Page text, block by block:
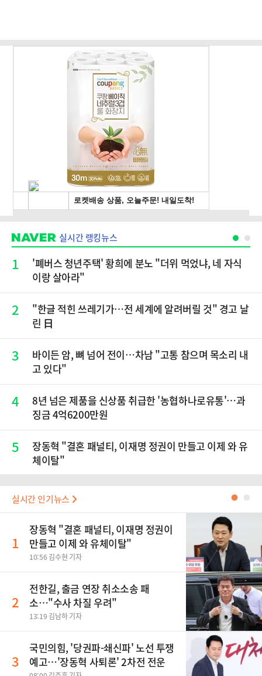
실시간 랭킹뉴스
1
'폐버스 청년주택' 황희에 분노 "더위 먹었냐, 네 자식
이랑 살아라"
2
"한글 적힌 쓰레기가…전 세계에 알려버릴 것" 경고 날
린 日
3
바이든 암, 뼈 넘어 전이…차남 "고통 참으며 목소리 내
고 있다"
4
8년 넘은 제품을 신상품 취급한 '농협하나로유통'…과
징금 4억6200만원
5
장동혁 "결혼 패널티, 이재명 정권이 만들고 이제 와 유
체이탈"
실시간 인기뉴스 ●
1
장동혁 "결혼 패널티, 이재명 정권이
만들고 이제 와 유체이탈"
10:56 김수현 기자
2
전한길, 출금 연장 취소소송 패
소…"수사 차질 우려"
13:19 김남하 기자
3
국민의힘, '당권파-쇄신파' 노선 투쟁
예고…'장동혁 사퇴론' 2차전 전운